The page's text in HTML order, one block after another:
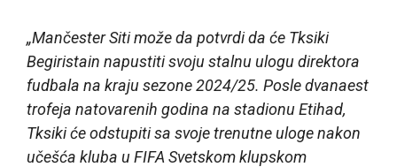
„Mančester Siti može da potvrdi da će Tksiki
Begiristain napustiti svoju stalnu ulogu direktora
fudbala na kraju sezone 2024/25. Posle dvanaest
trofeja natovarenih godina na stadionu Etihad,
Tksiki će odstupiti sa svoje trenutne uloge nakon
učešća kluba u FIFA Svetskom klupskom